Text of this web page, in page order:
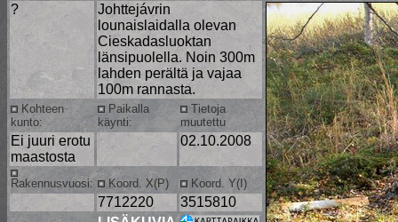
?
Johttejávrin
lounaislaidalla olevan
Cieskadasluoktan
länsipuolella. Noin 300m
lahden perältä ja vajaa
100m rannasta.
Kohteen
kunto:
Paikalla
käynti:
Tietoja
muutettu
Ei juuri erotu
maastosta
02.10.2008
Rakennusvuosi: Koord. X(P) Koord. Y(I)
7712220 3515810